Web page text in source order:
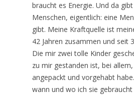
braucht es Energie. Und da
Menschen, eigentlich: eine
gibt. Meine Kraftquelle ist
42 Jahren zusammen und seit
Die mir zwei tolle Kinder
zu mir gestanden ist, bei
angepackt und vorgehabt
wann und wo ich sie